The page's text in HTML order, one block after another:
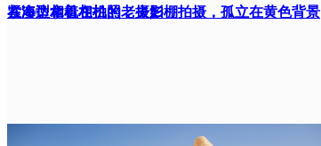
紧凑型相机在拍照，摄影棚拍摄，孤立在黄色背景
在海边拿着相机的老夫妇